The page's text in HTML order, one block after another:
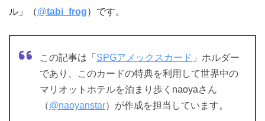
ル」（@tabi_frog）です。
この記事は「 SPGアメックスカード 」ホルダー
であり、このカードの特典を利用して世界中の
マリオットホテルを泊まり歩くnaoyaさん
（@naoyanstar）が作成を担当しています。